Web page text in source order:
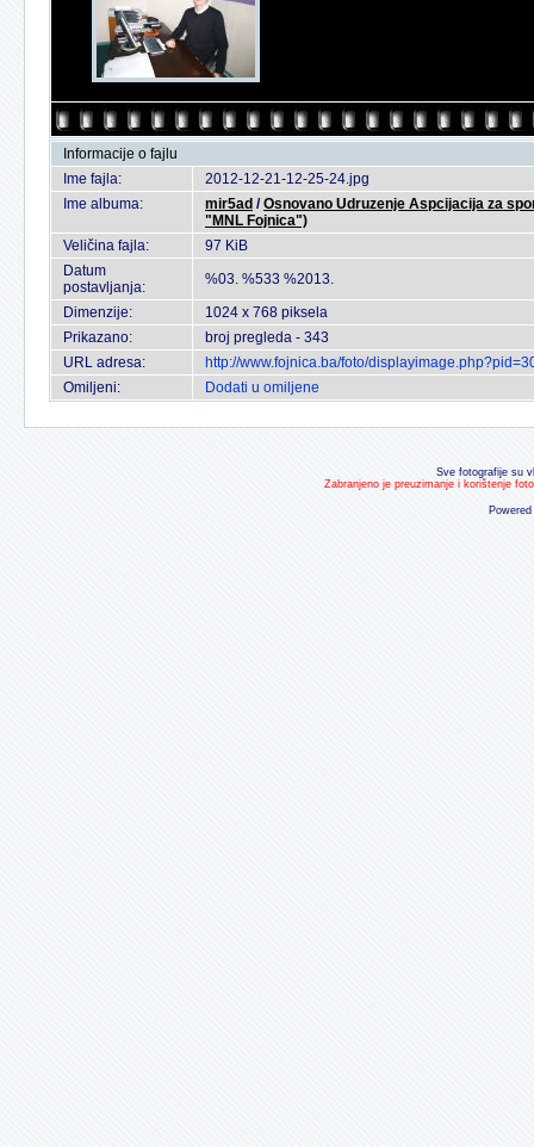
Informacije o fajlu
Ime fajla:
2012-12-21-12-25-24.jpg
Ime albuma:
mir5ad /Osnovano Udruzenje Aspcijacija za
"MNL Fojnica")
Veličina fajla:
97 KiB
Datum
postavljanja:
%03. %533 %2013.
Dimenzije:
1024 x 768 piksela
Prikazano:
broj pregleda - 343
URL adresa:
http://www.fojnica.ba/foto/
Omiljeni:
Dodati u omiljene
Sve fotografije su
Zabranjeno je preuzimanje i korištenje